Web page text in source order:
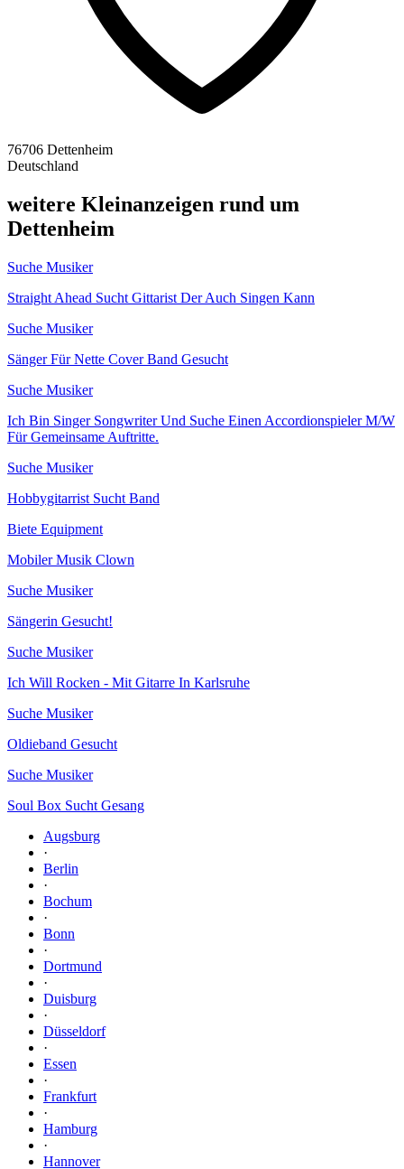
76706 Dettenheim
Deutschland
weitere Kleinanzeigen rund um
Dettenheim
Suche Musiker
Straight Ahead Sucht Gittarist Der Auch Singen Kann
Suche Musiker
Sänger Für Nette Cover Band Gesucht
Suche Musiker
Ich Bin Singer Songwriter Und Suche Einen Accordionspieler M/W
Für Gemeinsame Auftritte.
Suche Musiker
Hobbygitarrist Sucht Band
Biete Equipment
Mobiler Musik Clown
Suche Musiker
Sängerin Gesucht!
Suche Musiker
Ich Will Rocken - Mit Gitarre In Karlsruhe
Suche Musiker
Oldieband Gesucht
Suche Musiker
Soul Box Sucht Gesang
Augsburg
·
Berlin
·
Bochum
·
Bonn
·
Dortmund
·
Duisburg
·
Düsseldorf
·
Essen
·
Frankfurt
·
Hamburg
·
Hannover